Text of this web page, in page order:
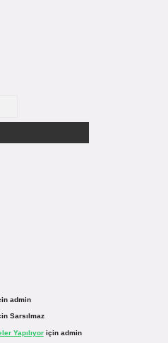
admin
Sarsılmaz
Yapılıyoriçin admin